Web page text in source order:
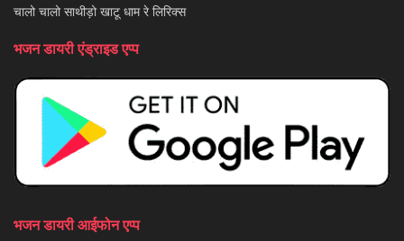
चालो चालो साथीड़ो खाटू धाम रे लिरिक्स
भजन डायरी एंड्राइड एप्प
भजन डायरी आईफोन एप्प